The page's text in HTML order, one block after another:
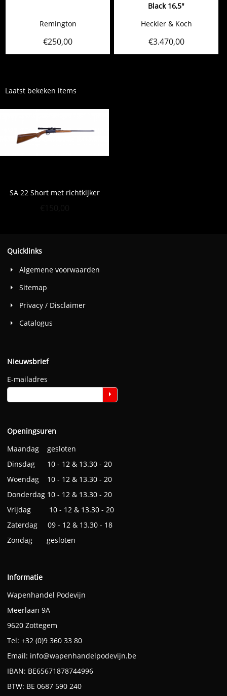
Remington
€250,00
Black 16,5"
Heckler & Koch
€3.470,00
Laatst bekeken items
SA 22 Short met richtkijker
Quicklinks
Algemene voorwaarden
Sitemap
Privacy / Disclaimer
Catalogus
Nieuwsbrief
E-mailadres
Openingsuren
Maandag gesloten
Dinsdag 10 - 12 & 13.30 - 20
Woendag 10 - 12 & 13.30 - 20
Donderdag 10 - 12 & 13.30 - 20
Vrijdag 10 - 12 & 13.30 - 20
Zaterdag 09 - 12 & 13.30 - 18
Zondag gesloten
Informatie
Wapenhandel Podevijn
Meerlaan 9A
9620 Zottegem
Tel: +32 (0)9 360 33 80
Email: info@wapenhandelpodevijn.be
IBAN: BE65671878744996
BTW: BE 0687 590 240